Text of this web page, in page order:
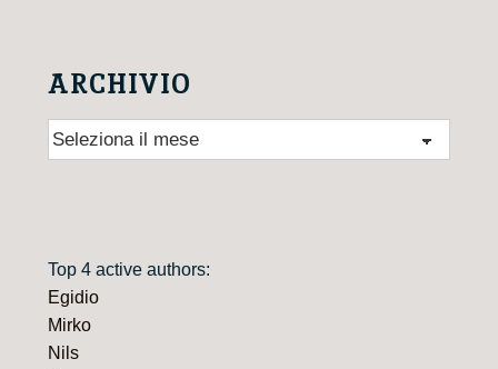
ARCHIVIO
Archivio
Top 4 active authors:
Egidio
Mirko
Nils